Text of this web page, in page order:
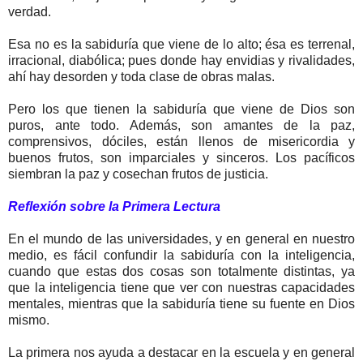
verdad.
Esa no es la sabiduría que viene de lo alto; ésa es terrenal,
irracional, diabólica; pues donde hay envidias y rivalidades,
ahí hay desorden y toda clase de obras malas.
Pero los que tienen la sabiduría que viene de Dios son
puros, ante todo. Además, son amantes de la paz,
comprensivos, dóciles, están llenos de misericordia y
buenos frutos, son imparciales y sinceros. Los pacíficos
siembran la paz y cosechan frutos de justicia.
Reflexión sobre la Primera Lectura
En el mundo de las universidades, y en general en nuestro
medio, es fácil confundir la sabiduría con la inteligencia,
cuando que estas dos cosas son totalmente distintas, ya
que la inteligencia tiene que ver con nuestras capacidades
mentales, mientras que la sabiduría tiene su fuente en Dios
mismo.
La primera nos ayuda a destacar en la escuela y en general